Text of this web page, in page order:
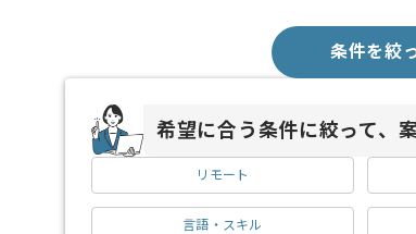
条件を絞
希望に合う条件に絞って、
リモート
言語・スキル